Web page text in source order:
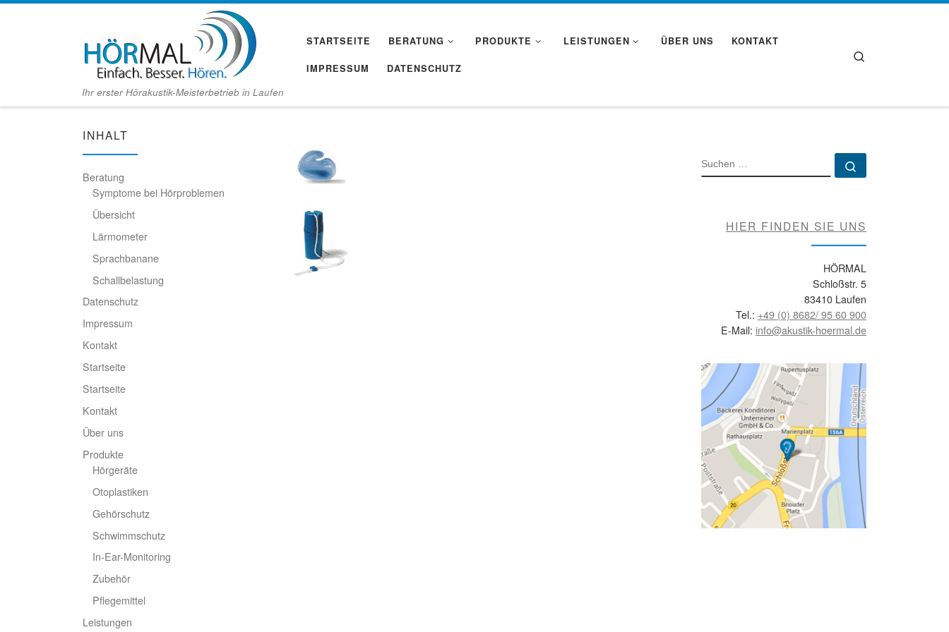
Ihr erster Hörakustik-Meisterbetrieb in Laufen
STARTSEITE BERATUNG PRODUKTE LEISTUNGEN ÜBER UNS KONTAKT
IMPRESSUM DATENSCHUTZ
INHALT
Beratung
Symptome bei Hörproblemen
Übersicht
Lärmometer
Sprachbanane
Schallbelastung
Datenschutz
Impressum
Kontakt
Startseite
Startseite
Kontakt
Über uns
Produkte
Hörgeräte
Otoplastiken
Gehörschutz
Schwimmschutz
In-Ear-Monitoring
Zubehör
Pflegemittel
Leistungen
SUCHE
HIER FINDEN SIE UNS
HÖRMAL
Schloßstr. 5
83410 Laufen
Tel.: +49 (0) 8682/ 95 60 900
E-Mail: info@akustik-hoermal.de